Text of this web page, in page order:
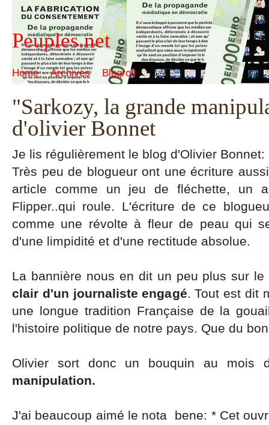
Peuples.net
Home Archives Blogroll
"Sarkozy, la grande
d'olivier Bonnet
Je lis régulièrement le blog d'Olivier
Très peu de blogueur ont une écriture
article comme un jeu de fléchette, un
Flipper..qui roule. L'écriture de ce
comme une révolte à fleur de peau qui
d'une limpidité et d'une rectitude absolue.
La bannière nous en dit un peu plus sur le
clair d'un journaliste engagé. Tout est dit
une longue tradition Française de la
l'histoire politique de notre pays. Que du
Olivier sort donc un bouquin au mois
manipulation.
J'ai beaucoup aimé le nota bene: * Cet